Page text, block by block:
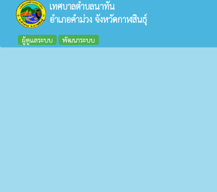
เทศบาลตำบลนาทัน
อำเภอคำม่วง จังหวัดกาฬสินธุ์
ผู้ดูแลระบบ พัฒนาระบบ